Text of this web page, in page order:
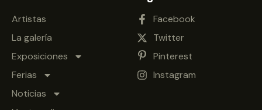
Artistas
La galería
Exposiciones
Ferias
Noticias
Facebook
Twitter
Pinterest
Instagram